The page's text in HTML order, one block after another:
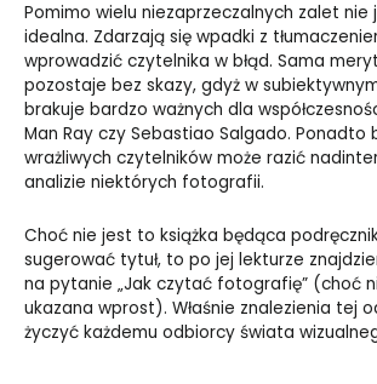
Pomimo wielu niezaprzeczalnych zalet
idealna. Zdarzają się wpadki z
wprowadzić czytelnika w błąd. Sama
pozostaje bez skazy, gdyż w
brakuje bardzo ważnych dla
Man Ray czy Sebastiao Salgado. Ponadto
wrażliwych czytelników może razić
analizie niektórych fotografii.
Choć nie jest to książka będąca
sugerować tytuł, to po jej lekturze
na pytanie „Jak czytać fotografię” (choć
ukazana wprost). Właśnie znalezienia tej
życzyć każdemu odbiorcy świata